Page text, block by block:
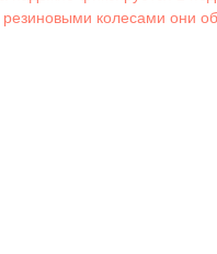
колесами они